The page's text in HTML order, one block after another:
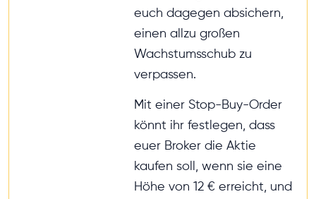
euch dagegen absichern,
einen allzu großen
Wachstumsschub zu
verpassen.
Mit einer Stop-Buy-Order
könnt ihr festlegen, dass
euer Broker die Aktie
kaufen soll, wenn sie eine
Höhe von 12 € erreicht, und